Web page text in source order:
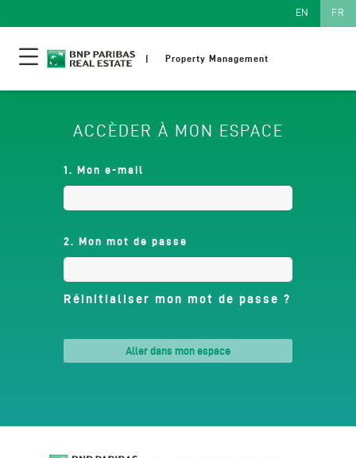
EN FR
Property Management
ACCÈDER À MON ESPACE
1. Mon e-mail
2. Mon mot de passe
Réinitialiser mon mot de passe ?
aller dans mon espace